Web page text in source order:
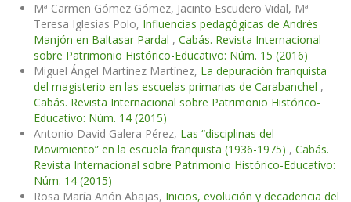
Mª Carmen Gómez Gómez, Jacinto Escudero Vidal, Mª
Teresa Iglesias Polo, Influencias pedagógicas de Andrés
Manjón en Baltasar Pardal , Cabás. Revista Internacional
sobre Patrimonio Histórico-Educativo: Núm. 15 (2016)
Miguel Ángel Martínez Martínez, La depuración franquista
del magisterio en las escuelas primarias de Carabanchel ,
Cabás. Revista Internacional sobre Patrimonio Histórico-
Educativo: Núm. 14 (2015)
Antonio David Galera Pérez, Las “disciplinas del
Movimiento” en la escuela franquista (1936-1975) , Cabás.
Revista Internacional sobre Patrimonio Histórico-Educativo:
Núm. 14 (2015)
Rosa María Añón Abajas, Inicios, evolución y decadencia del